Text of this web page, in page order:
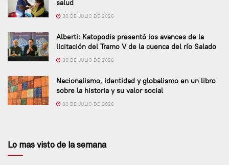
salud
30 DE JULIO DE 2026
Alberti: Katopodis presentó los avances de la
licitación del Tramo V de la cuenca del río Salado
30 DE JULIO DE 2026
Nacionalismo, identidad y globalismo en un libro
sobre la historia y su valor social
30 DE JULIO DE 2026
Lo mas visto de la semana